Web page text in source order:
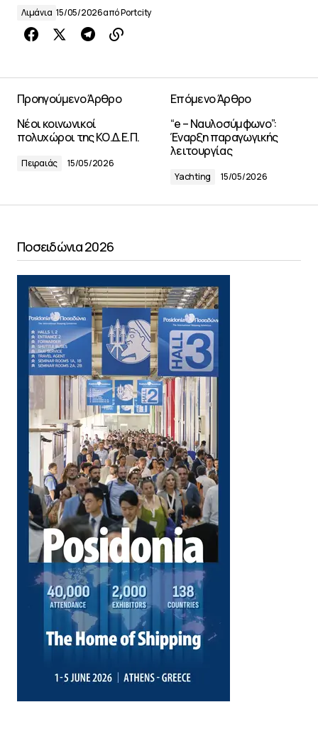
Λιμάνια 15/05/2026απόPortcity
Προηγούμενο Άρθρο
Νέοι κοινωνικοί
πολυχώροι της ΚΟ.Δ.Ε.Π.
Πειραιάς 15/05/2026
Επόμενο Άρθρο
“e – Ναυλοσύμφωνο”:
Έναρξη παραγωγικής
λειτουργίας
Yachting 15/05/2026
Ποσειδώνια 2026